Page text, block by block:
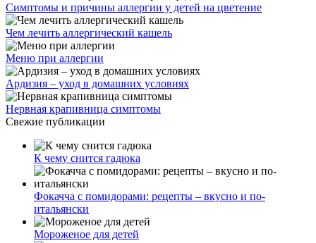
Симптомы и причины аллергии у детей на цветение
Чем лечить аллергический кашель
Меню при аллергии
Ардизия – уход в домашних условиях
Нервная крапивница симптомы
Свежие публикации
К чему снится гадюка
Фокачча с помидорами: рецепты – вкусно и по-
итальянски
Мороженое для детей